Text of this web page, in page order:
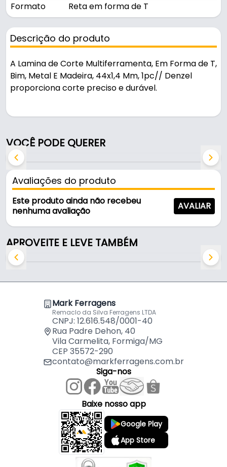
Formato
Reta em forma de T
Descrição do produto
A Lamina de Corte Multiferramenta, Em Forma de T,
Bim, Metal E Madeira, 44x1,4 Mm, 1pc// Denzel
proporciona corte preciso e durável.
Fabricada em Aço, é resistente e durável no uso
diário.
Características:
- Marca: Denzel
- Modelo: 78230755
- Material: Aço
- Comprimento da lâmina: 50 mm
- Largura da lâmina: 44 mm
- Passo do dente: 1,4 mm
aglomerados e grandes aberturas para instalações
- Formato: Reta em forma de T
VOCÊ PODE QUERER
Avaliações do produto
Este produto ainda não recebeu
nenhuma avaliação
AVALIAR
APROVEITE E LEVE TAMBÉM
Mark Ferragens
Remaclo da Silva Ferragens LTDA
CNPJ: 12.616.548/0001-40
Rua Padre Dehon, 40
Vila Carmelita, Formiga/MG
CEP 35572-290
contato@markferragens.com.br
Siga-nos
Baixe nosso app
Google Play
App Store